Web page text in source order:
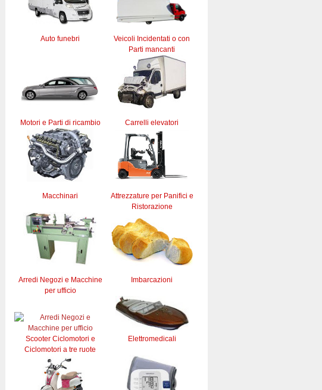
Auto funebri
Veicoli Incidentati o con
Parti mancanti
Motori e Parti di ricambio Carrelli elevatori
Macchinari
Attrezzature per Panifici e
Ristorazione
Arredi Negozi e Macchine
per ufficio
Imbarcazioni
Scooter Ciclomotori e
Ciclomotori a tre ruote
Elettromedicali